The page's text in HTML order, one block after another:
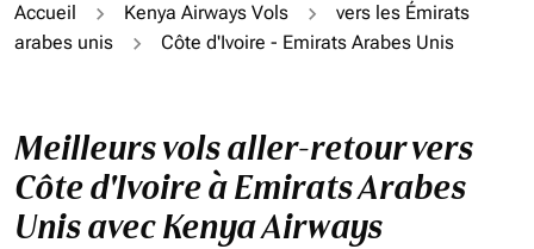
Accueil Kenya Airways Vols
vers les Émirats
arabes unis
Côte d'Ivoire - Emirats Arabes Unis
Meilleurs vols aller-retour vers
Côte d'Ivoire à Emirats Arabes
Unis avec Kenya Airways